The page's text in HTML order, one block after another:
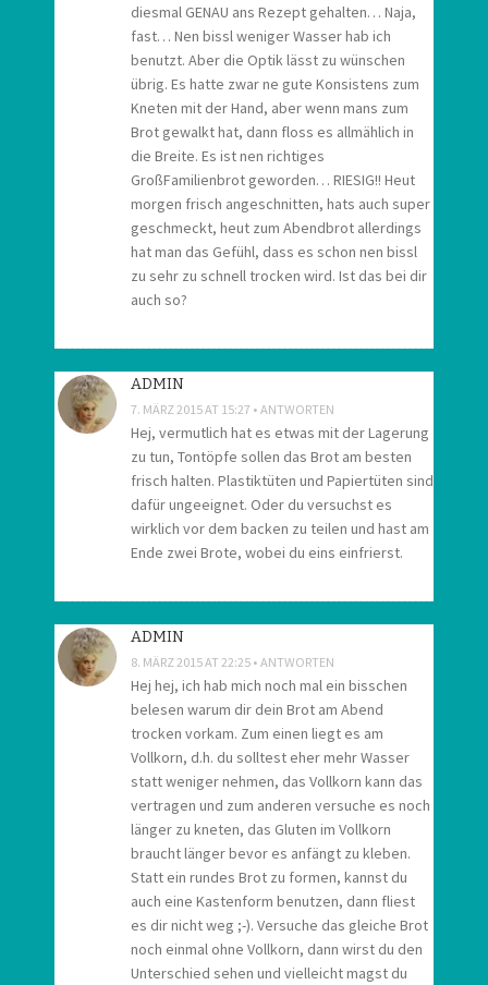
diesmal GENAU ans Rezept gehalten… Naja,
fast… Nen bissl weniger Wasser hab ich
benutzt. Aber die Optik lässt zu wünschen
übrig. Es hatte zwar ne gute Konsistens zum
Kneten mit der Hand, aber wenn mans zum
Brot gewalkt hat, dann floss es allmählich in
die Breite. Es ist nen richtiges
GroßFamilienbrot geworden… RIESIG!! Heut
morgen frisch angeschnitten, hats auch super
geschmeckt, heut zum Abendbrot allerdings
hat man das Gefühl, dass es schon nen bissl
zu sehr zu schnell trocken wird. Ist das bei dir
auch so?
ADMIN
7. MÄRZ 2015 AT 15:27 ANTWORTEN
Hej, vermutlich hat es etwas mit der Lagerung
zu tun, Tontöpfe sollen das Brot am besten
frisch halten. Plastiktüten und Papiertüten sind
dafür ungeeignet. Oder du versuchst es
wirklich vor dem backen zu teilen und hast am
Ende zwei Brote, wobei du eins einfrierst.
ADMIN
8. MÄRZ 2015 AT 22:25 ANTWORTEN
Hej hej, ich hab mich noch mal ein bisschen
belesen warum dir dein Brot am Abend
trocken vorkam. Zum einen liegt es am
Vollkorn, d.h. du solltest eher mehr Wasser
statt weniger nehmen, das Vollkorn kann das
vertragen und zum anderen versuche es noch
länger zu kneten, das Gluten im Vollkorn
braucht länger bevor es anfängt zu kleben.
Statt ein rundes Brot zu formen, kannst du
auch eine Kastenform benutzen, dann fliest
es dir nicht weg ;-). Versuche das gleiche Brot
noch einmal ohne Vollkorn, dann wirst du den
Unterschied sehen und vielleicht magst du